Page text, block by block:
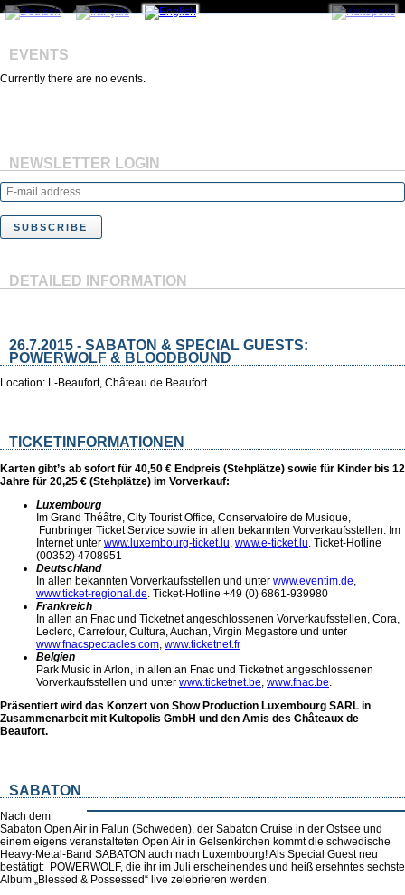
EVENTS
Currently there are no events.
NEWSLETTER LOGIN
DETAILED INFORMATION
26.7.2015 - SABATON & SPECIAL GUESTS:
POWERWOLF & BLOODBOUND
Location: L-Beaufort, Château de Beaufort
TICKETINFORMATIONEN
Karten gibt’s ab sofort für 40,50 € Endpreis (Stehplätze) sowie für Kinder bis 12
Jahre für 20,25 € (Stehplätze) im Vorverkauf:
Luxembourg
Im Grand Théâtre, City Tourist Office, Conservatoire de Musique,
Funbringer Ticket Service sowie in allen bekannten Vorverkaufsstellen. Im
Internet unter www.luxembourg-ticket.lu www.e-ticket.lu . Ticket-Hotline
(00352) 4708951
Deutschland
In allen bekannten Vorverkaufsstellen und unter www.eventim.de
www.ticket-regional.de . Ticket-Hotline +49 (0) 6861-939980
Frankreich
In allen an Fnac und Ticketnet angeschlossenen Vorverkaufsstellen, Cora,
Leclerc, Carrefour, Cultura, Auchan, Virgin Megastore und unter
www.fnacspectacles.com www.ticketnet.fr
Belgien
Park Music in Arlon, in allen an Fnac und Ticketnet angeschlossenen
Vorverkaufsstellen und unter www.ticketnet.be www.fnac.be
Präsentiert wird das Konzert von Show Production Luxembourg SARL in
Zusammenarbeit mit Kultopolis GmbH und den Amis des Châteaux de
Beaufort.
SABATON
Nach dem
Sabaton Open Air in Falun (Schweden), der Sabaton Cruise in der Ostsee und
einem eigens veranstalteten Open Air in Gelsenkirchen kommt die schwedische
Heavy-Metal-Band SABATON auch nach Luxembourg! Als Special Guest neu
bestätigt: POWERWOLF, die ihr im Juli erscheinendes und heiß ersehntes sechste
Album „Blessed & Possessed“ live zelebrieren werden.